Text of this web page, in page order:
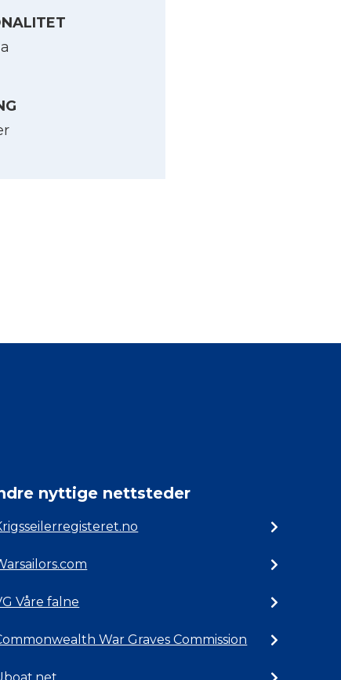
nyttige nettsteder
Våre falne
War Graves Commission